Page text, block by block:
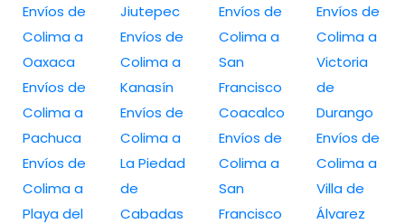
Envíos de
Colima a
Oaxaca
Envíos de
Colima a
Pachuca
Envíos de
Colima a
Playa del
Jiutepec
Envíos de
Colima a
Kanasín
Envíos de
Colima a
La Piedad
de
Cabadas
Envíos de
Colima a
San
Francisco
Coacalco
Envíos de
Colima a
San
Francisco
Envíos de
Colima a
Victoria
de
Durango
Envíos de
Colima a
Villa de
Álvarez